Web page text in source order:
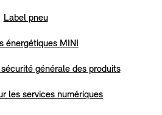
Label pneu
énergétiques MINI
générale des produits
les services numériques